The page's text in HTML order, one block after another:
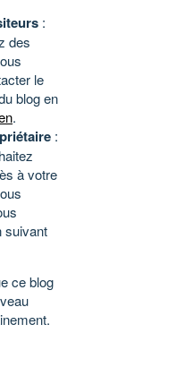
:
des
le
blog en
.
:
à votre
suivant
ce blog